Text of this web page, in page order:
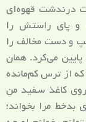
درندشت قهوه‌ای
و پای راستش را
و دست مخالف را
می‌کرد. همان
از ترس کم‌مانده
کاغذ سفید من
مرا بخواند؛